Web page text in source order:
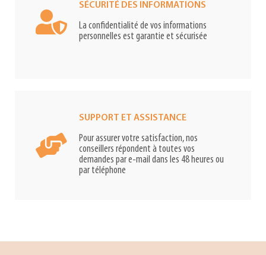
SÉCURITÉ DES INFORMATIONS
La confidentialité de vos informations
personnelles est garantie et sécurisée
SUPPORT ET ASSISTANCE
Pour assurer votre satisfaction, nos
conseillers répondent à toutes vos
demandes par e-mail dans les 48 heures ou
par téléphone